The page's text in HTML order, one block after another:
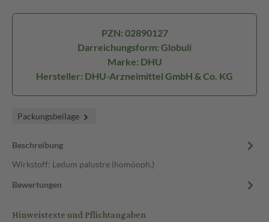
PZN: 02890127
Darreichungsform: Globuli
Marke: DHU
Hersteller: DHU-Arzneimittel GmbH & Co. KG
Packungsbeilage
Beschreibung
Wirkstoff: Ledum palustre (homöoph.)
Bewertungen
Hinweistexte und Pflichtangaben